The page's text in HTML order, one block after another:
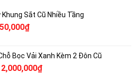
Khung Sắt Cũ Nhiều Tầng
₫Giá
là:
750,000₫.
Bọc Vải Xanh Kèm 2 Đôn Cũ
Giá
2,000,000₫Giá